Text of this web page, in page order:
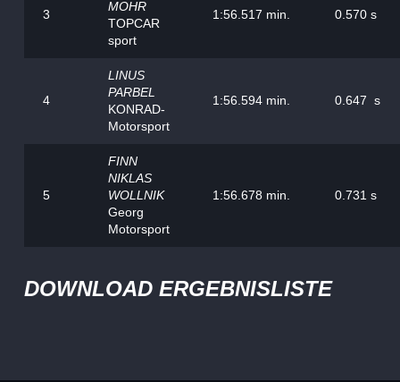
3
MOHR
TOPCAR
sport
1:56.517 min. 0.570 s
4
LINUS
PARBEL
KONRAD-
Motorsport
1:56.594 min. 0.647 s
5
FINN
NIKLAS
WOLLNIK
Georg
Motorsport
1:56.678 min. 0.731 s
DOWNLOAD ERGEBNISLISTE